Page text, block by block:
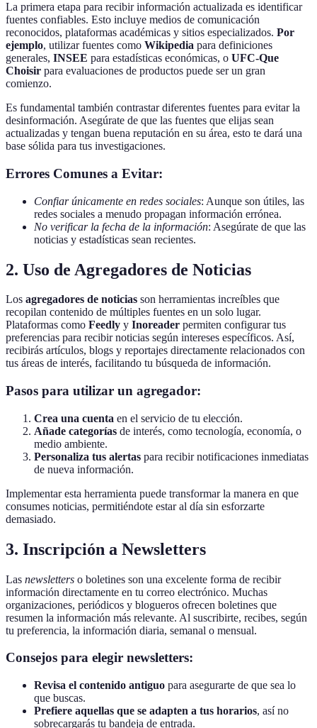
La primera etapa para recibir información actualizada es identificar
fuentes confiables. Esto incluye medios de comunicación
reconocidos, plataformas académicas y sitios especializados. Por
ejemplo, utilizar fuentes como Wikipedia para definiciones
generales, INSEE para estadísticas económicas, o UFC-Que
Choisir para evaluaciones de productos puede ser un gran
comienzo.
Es fundamental también contrastar diferentes fuentes para evitar la
desinformación. Asegúrate de que las fuentes que elijas sean
actualizadas y tengan buena reputación en su área, esto te dará una
base sólida para tus investigaciones.
Errores Comunes a Evitar:
Confiar únicamente en redes sociales: Aunque son útiles, las
redes sociales a menudo propagan información errónea.
No verificar la fecha de la información: Asegúrate de que las
noticias y estadísticas sean recientes.
2. Uso de Agregadores de Noticias
Los agregadores de noticias son herramientas increíbles que
recopilan contenido de múltiples fuentes en un solo lugar.
Plataformas como Feedly y Inoreader permiten configurar tus
preferencias para recibir noticias según intereses específicos. Así,
recibirás artículos, blogs y reportajes directamente relacionados con
tus áreas de interés, facilitando tu búsqueda de información.
Pasos para utilizar un agregador:
Crea una cuenta en el servicio de tu elección.
Añade categorías de interés, como tecnología, economía, o
medio ambiente.
Personaliza tus alertas para recibir notificaciones inmediatas
de nueva información.
Implementar esta herramienta puede transformar la manera en que
consumes noticias, permitiéndote estar al día sin esforzarte
demasiado.
3. Inscripción a Newsletters
Las newsletters o boletines son una excelente forma de recibir
información directamente en tu correo electrónico. Muchas
organizaciones, periódicos y blogueros ofrecen boletines que
resumen la información más relevante. Al suscribirte, recibes, según
tu preferencia, la información diaria, semanal o mensual.
Consejos para elegir newsletters:
Revisa el contenido antiguo para asegurarte de que sea lo
que buscas.
Prefiere aquellas que se adapten a tus horarios, así no
sobrecargarás tu bandeja de entrada.